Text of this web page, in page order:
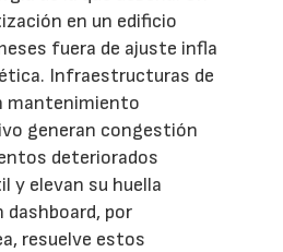
en un edificio
fuera de ajuste infla
Infraestructuras de
mantenimiento
generan congestión
deteriorados
y elevan su huella
dashboard, por
resuelve estos